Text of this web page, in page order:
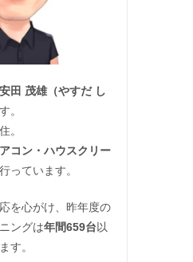
安田 茂雄（やすだ し
。
。
コン・ハウスクリー
っています。
を心がけ、昨年度の
ングは年間659台以
す。